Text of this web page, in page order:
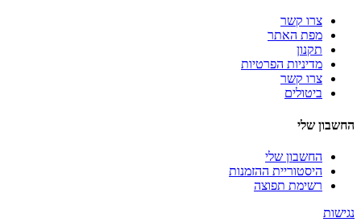
צרו קשר
מפת האתר
תקנון
מדיניות הפרטיות
צרו קשר
ביטולים
החשבון שלי
החשבון שלי
היסטוריית ההזמנות
רשימת תפוצה
נגישות